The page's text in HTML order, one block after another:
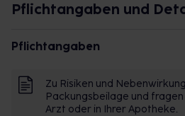
Pflichtangaben und
Pflichtangaben
Zu Risiken und
Packungsbeilage und fragen
Arzt oder in Ihrer Apotheke.